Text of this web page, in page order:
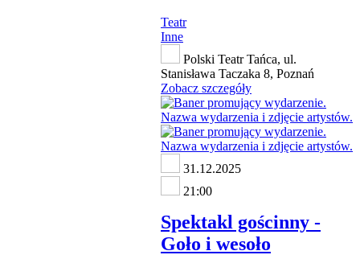
Teatr
Inne
Polski Teatr Tańca, ul.
Stanisława Taczaka 8, Poznań
Zobacz szczegóły
31.12.2025
21:00
Spektakl gościnny -
Goło i wesoło